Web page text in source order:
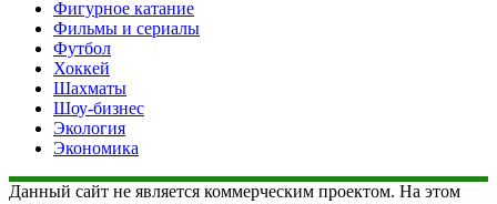
Фигурное катание
Фильмы и сериалы
Футбол
Хоккей
Шахматы
Шоу-бизнес
Экология
Экономика
Данный сайт не является коммерческим проектом. На этом